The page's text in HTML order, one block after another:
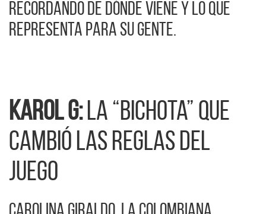
recordando de dónde viene y lo que
representa para su gente.
Karol G:la “Bichota” que
cambió las reglas del
juego